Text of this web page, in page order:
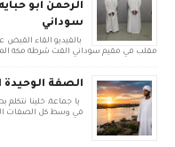
الرحمن أبو
سوداني
بالفيديو القاء القبض
مقلب في مقيم سوداني القت شرطة مكة
الصفة
يا جماعة، خلينا
في وسط كل الصفات